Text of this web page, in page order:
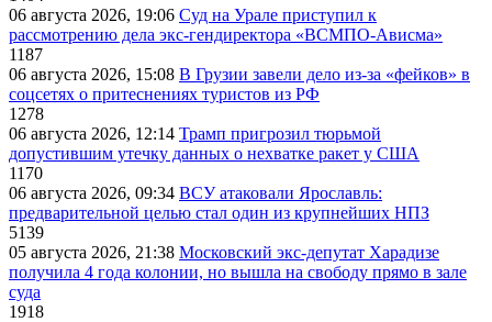
06 августа 2026, 19:06 Суд на Урале приступил к
рассмотрению дела экс-гендиректора «ВСМПО-Ависма»
1187
06 августа 2026, 15:08 В Грузии завели дело из-за «фейков» в
соцсетях о притеснениях туристов из РФ
1278
06 августа 2026, 12:14 Трамп пригрозил тюрьмой
допустившим утечку данных о нехватке ракет у США
1170
06 августа 2026, 09:34 ВСУ атаковали Ярославль:
предварительной целью стал один из крупнейших НПЗ
5139
05 августа 2026, 21:38 Московский экс-депутат Харадизе
получила 4 года колонии, но вышла на свободу прямо в зале
суда
1918